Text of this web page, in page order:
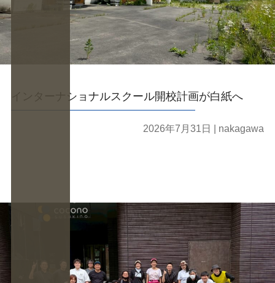
インターナショナルスクール開校計画が白紙へ
2026年7月31日 | nakagawa